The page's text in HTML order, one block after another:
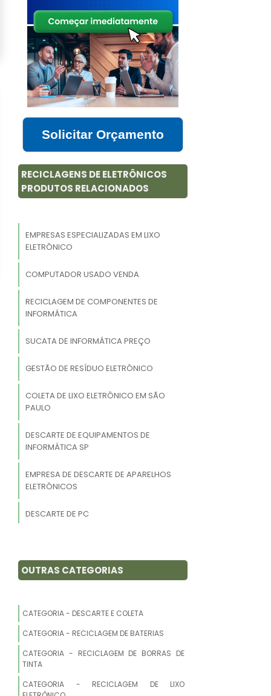
Solicitar Orçamento
RECICLAGENS DE ELETRÔNICOS
PRODUTOS RELACIONADOS
EMPRESAS ESPECIALIZADAS EM LIXO
ELETRÔNICO
COMPUTADOR USADO VENDA
RECICLAGEM DE COMPONENTES DE
INFORMÁTICA
SUCATA DE INFORMÁTICA PREÇO
GESTÃO DE RESÍDUO ELETRÔNICO
COLETA DE LIXO ELETRÔNICO EM SÃO
PAULO
DESCARTE DE EQUIPAMENTOS DE
INFORMÁTICA SP
EMPRESA DE DESCARTE DE APARELHOS
ELETRÔNICOS
DESCARTE DE PC
DESCARTE DE INFORMÁTICA
COLETA DE ELETRÔNICOS
ONDE DESCARTAR LIXO ELETRÔNICO NO
RECICLAGEM LIXO ELETRÔNICO
OUTRAS CATEGORIAS
CATEGORIA - DESCARTE E COLETA
CATEGORIA - RECICLAGEM DE BATERIAS
CATEGORIA - RECICLAGEM DE BORRAS DE
TINTA
CATEGORIA - RECICLAGEM DE LIXO